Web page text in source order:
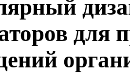
для